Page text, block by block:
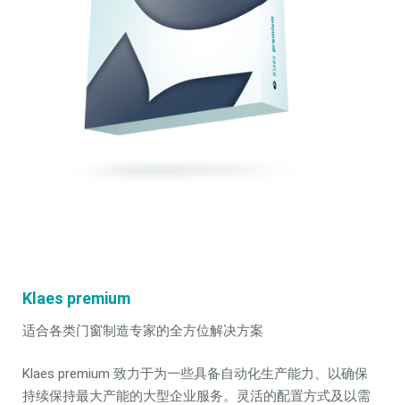
Klaes premium
适合各类门窗制造专家的全方位解决方案
Klaes premium 致力于为一些具备自动化生产能力、以确保
持续保持最大产能的大型企业服务。灵活的配置方式及以需